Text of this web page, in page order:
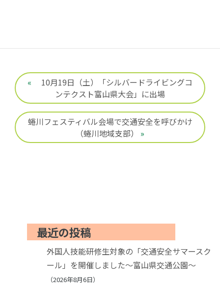
«
10月19日（土）「シルバードライビングコ
ンテクスト富山県大会」に出場
蜷川フェスティバル会場で交通安全を呼びかけ
（蜷川地域支部）
»
最近の投稿
外国人技能研修生対象の「交通安全サマースク
ール」を開催しました～富山県交通公園～
2026年8月6日